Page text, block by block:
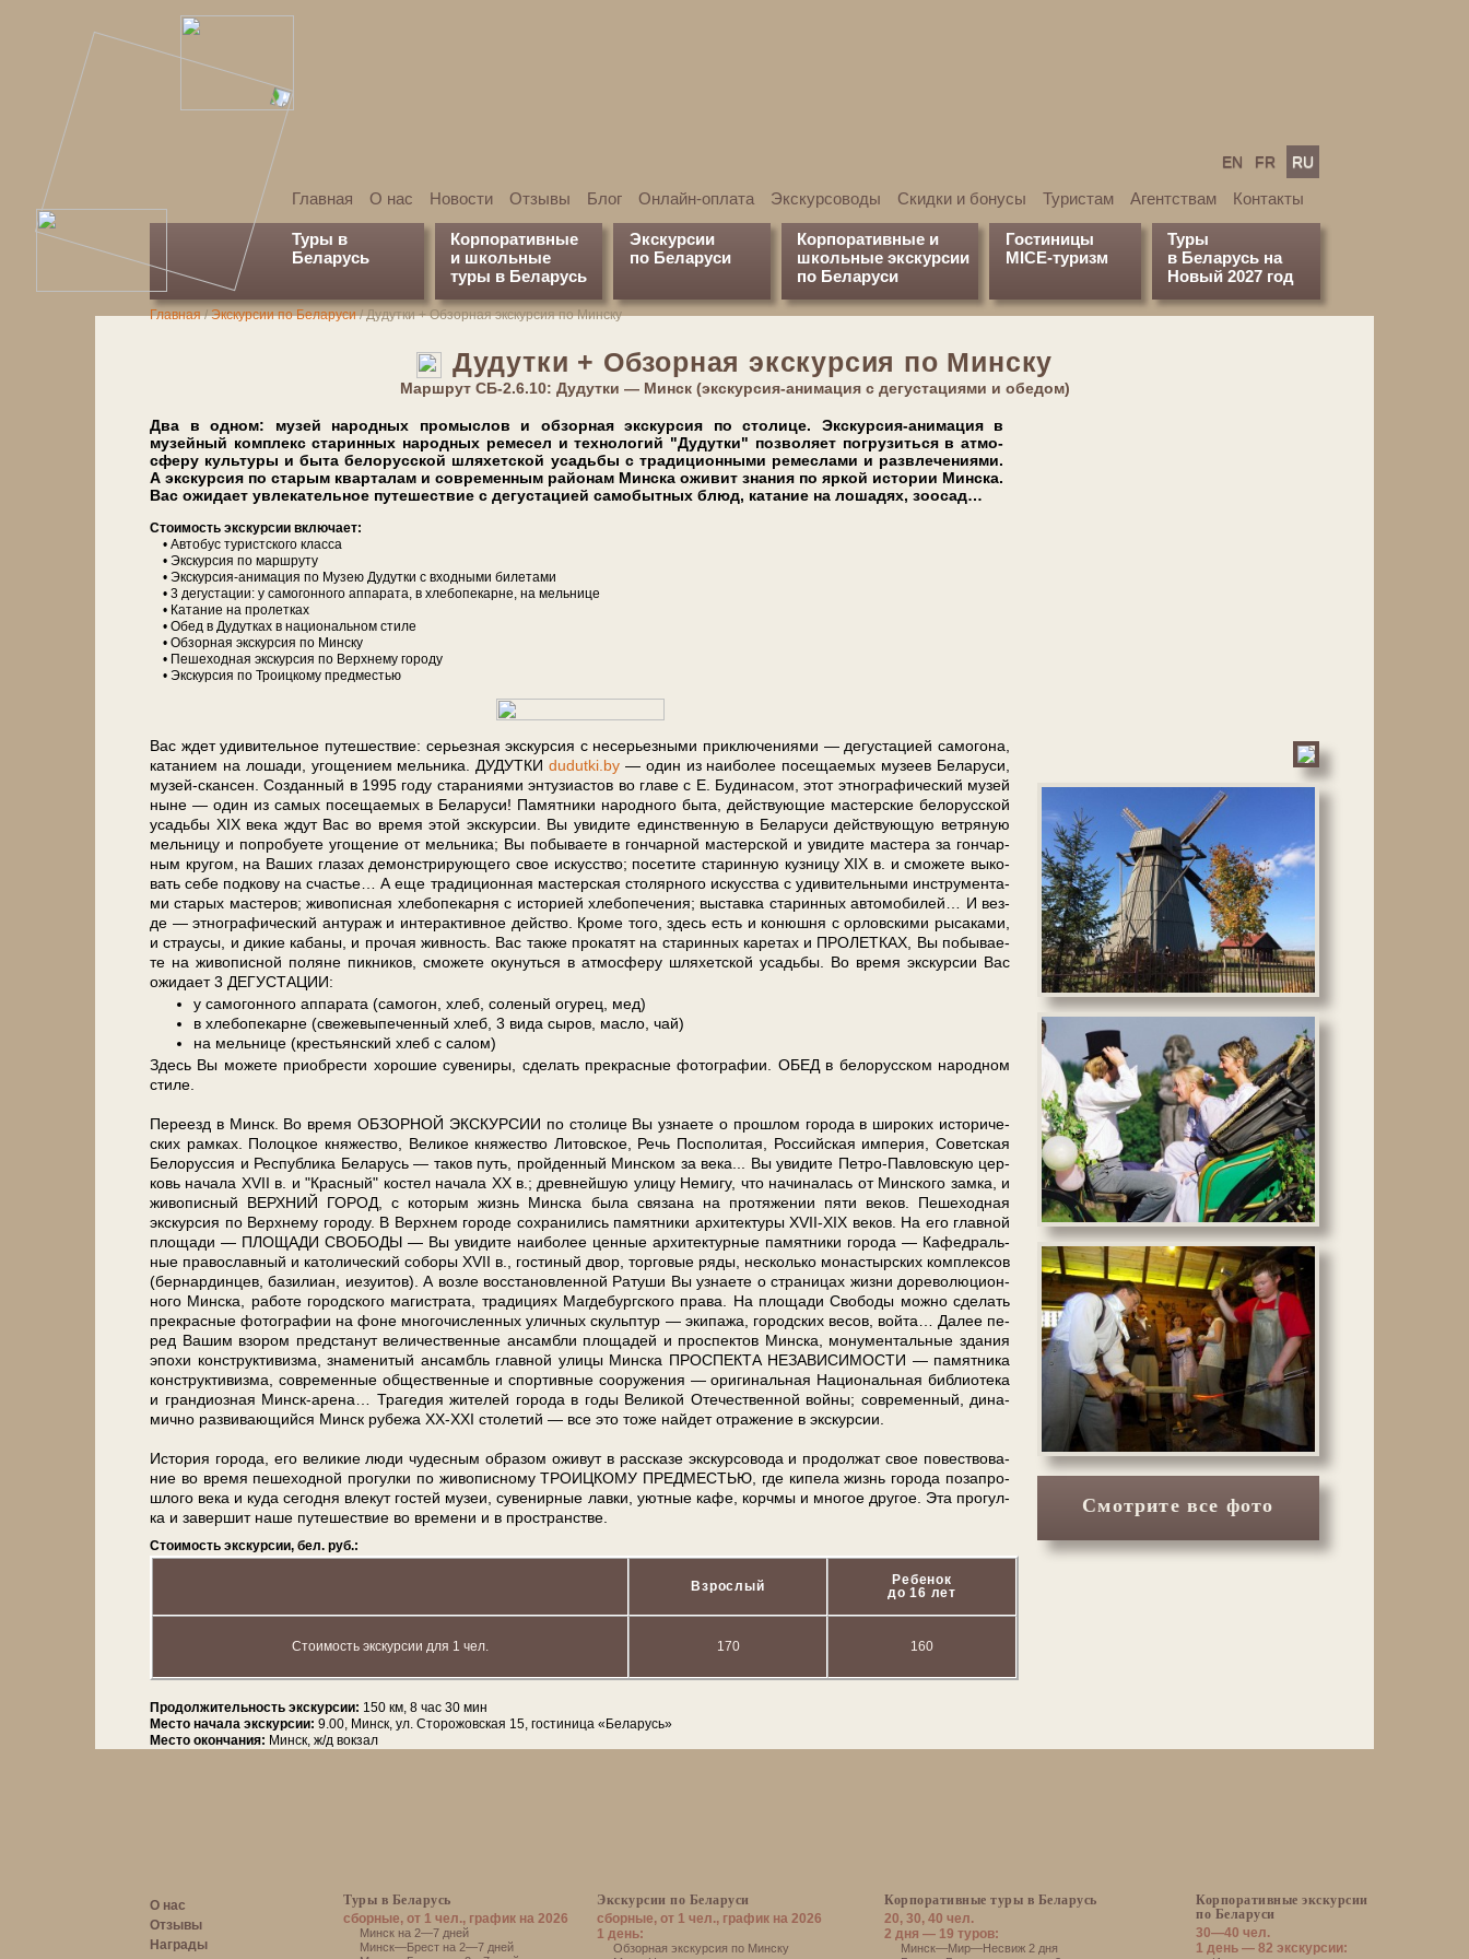
EN FR RU
Главная О нас Новости Отзывы Блог Онлайн-оплата Экскурсоводы Скидки и бонусы Туристам Агентствам Контакты
Туры в
Беларусь
Корпоративные
и школьные
туры в Беларусь
Экскурсии
по Беларуси
Корпоративные и
школьные экскурсии
по Беларуси
Гостиницы
MICE-туризм
Туры
в Беларусь на
Новый 2027 год
Главная/Экскурсии по Беларуси/Дудутки + Обзорная экскурсия по Минску
Дудутки + Обзорная экскурсия по Минску
Марш­рут СБ-2.6.10: Дудутки — Минск (экскурсия-анимация с дегустациями и обедом)
Два в од­ном: му­зей на­род­ных про­мыс­лов и обзорная экскурсия по сто­ли­це. Экскурсия-анимация в
музейный ком­плекс ста­рин­ных на­род­ных ре­ме­сел и тех­но­ло­гий "Ду­дутки" поз­во­ля­ет по­гру­зить­ся в ат­мо­
сфе­ру куль­ту­ры и бы­та бе­ло­рус­ской шля­хет­ской усадь­бы с тра­ди­ци­он­ны­ми ре­мес­ла­ми и раз­вле­че­ни­я­ми.
А экскурсия по старым кварталам и современным районам Мин­ска оживит знания по яр­кой ис­то­рии Мин­ска.
Вас ожи­да­ет увле­ка­тель­ное пу­те­ше­ствие с де­гу­ста­ци­ей са­мо­быт­ных блюд, катание на лошадях, зоосад…
Сто­и­мость экс­кур­сии вклю­ча­ет:
• Автобус туристского клас­са
• Экс­кур­сия по марш­ру­ту
• Экскурсия-анимация по Музею Ду­дутки с вход­ны­ми би­ле­та­ми
• 3 де­густа­ции: у са­мо­гон­но­го ап­па­ра­та, в хле­бо­пе­кар­не, на мель­ни­це
• Ка­та­ние на про­лет­ках
• Обед в Ду­дут­ках в на­ци­о­наль­ном сти­ле
• Об­зор­ная экскурсия по Мин­ску
• Пе­ше­ход­ная экскурсия по Верх­не­му го­ро­ду
• Экс­кур­сия по Троицкому предместью
Вас ждет уди­ви­тель­ное пу­те­ше­ствие: се­рьез­ная экскурсия с не­серь­ез­ны­ми при­клю­че­ни­я­ми — де­гу­ста­ци­ей са­мо­го­на,
ка­та­ни­ем на ло­ша­ди, уго­ще­ни­ем мель­ни­ка. ДУДУТКИdudutki.by — один из наи­бо­лее по­се­щае­мых му­зеев Бе­ла­ру­си,
музей-скансен. Со­здан­ный в 1995 го­ду ста­ра­ни­я­ми эн­ту­зи­а­стов во гла­ве с Е. Бу­ди­на­сом, этот эт­но­гра­фи­че­ский му­зей
ны­не — один из са­мых по­се­щае­мых в Бе­ла­ру­си! Памятники на­род­но­го бы­та, дей­ствую­щие ма­стер­ские бе­ло­рус­ской
усадь­бы XIX ве­ка ждут Вас во вре­мя этой экс­кур­сии. Вы уви­ди­те един­ствен­ную в Бе­ла­ру­си дей­ству­ю­щую вет­ря­ную
мель­ни­цу и по­про­бу­е­те уго­ще­ние от мель­ни­ка; Вы по­бы­ва­е­те в гон­чар­ной ма­стер­ской и уви­ди­те ма­сте­ра за гон­чар­
ным кру­гом, на Ва­ших гла­зах де­мон­стри­рую­ще­го свое ис­кус­ство; по­се­ти­те ста­рин­ную куз­ни­цу XIX в. и смо­же­те вы­ко­
вать се­бе под­ко­ву на сча­стье… А еще тра­ди­ци­он­ная ма­стер­ская сто­ляр­но­го ис­кус­ства с уди­ви­тель­ны­ми ин­стру­мен­та­
ми ста­рых ма­сте­ров; жи­во­пис­ная хле­бо­пе­кар­ня с ис­то­ри­ей хле­бо­пе­че­ния; вы­став­ка ста­рин­ных ав­то­мо­би­лей… И вез­
де — эт­но­гра­фи­че­ский ан­ту­раж и ин­терак­тив­ное дей­ство. Кро­ме то­го, здесь есть и ко­нюш­ня с ор­лов­ски­ми ры­са­ка­ми,
и стра­у­сы, и ди­кие ка­ба­ны, и про­чая жив­ность. Вас так­же про­ка­тят на ста­рин­ных ка­ре­тах и ПРОЛЕТКАХ, Вы по­бы­ва­е­
те на жи­во­пис­ной по­ля­не пик­ни­ков, смо­же­те оку­нуть­ся в ат­мо­сфе­ру шля­хет­ской усадь­бы. Во вре­мя экс­кур­сии Вас
ожи­да­ет 3 ДЕГУСТАЦИИ:
у самогонного аппарата (самогон, хлеб, соленый огурец, мед)
в хлебопекарне (свежевыпеченный хлеб, 3 вида сыров, масло, чай)
на мельнице (крестьянский хлеб с салом)
Здесь Вы мо­же­те при­об­ре­сти хо­ро­шие су­ве­ни­ры, сде­лать пре­крас­ные фо­то­гра­фии. ОБЕД в бе­ло­рус­ском на­род­ном
сти­ле.
Пе­ре­езд в Минск. Во вре­мя ОБЗОРНОЙ ЭКСКУРСИИ по сто­ли­це Вы узна­е­те о про­шлом го­ро­да в ши­ро­ких ис­то­ри­че­
ских рам­ках. По­лоц­кое кня­же­ство, Ве­ли­кое кня­же­ство Ли­тов­ское, Речь Поспо­ли­тая, Рос­сий­ская им­пе­рия, Со­вет­ская
Бе­ло­рус­сия и Рес­пуб­ли­ка Бе­ла­русь — та­ков путь, прой­ден­ный Мин­ском за ве­ка... Вы уви­ди­те Петро-Павловскую цер­
ковь на­ча­ла ХVII в. и "Крас­ный" ко­стел на­ча­ла ХХ в.; древ­ней­шую ули­цу Не­ми­гу, что на­чи­на­лась от Мин­ско­го зам­ка, и
жи­во­пис­ный ВЕРХНИЙ ГОРОД, с ко­то­рым жизнь Мин­ска бы­ла свя­за­на на про­тя­же­нии пя­ти ве­ков. Пе­ше­ход­ная
экскурсия по Верх­не­му го­ро­ду. В Верх­нем го­ро­де со­хра­ни­лись па­мят­ни­ки ар­хи­тек­ту­ры XVII-XIX ве­ков. На его глав­ной
пло­ща­ди — ПЛОЩАДИ СВОБОДЫ — Вы уви­ди­те наи­бо­лее цен­ные ар­хи­тек­тур­ные па­мят­ни­ки го­ро­да — Ка­фед­раль­
ные пра­во­слав­ный и ка­то­ли­че­ский со­бо­ры ХVII в., го­сти­ный двор, тор­го­вые ря­ды, не­сколь­ко мо­на­стыр­ских ком­плек­сов
(бер­нар­дин­цев, ба­зи­ли­ан, иезуи­тов). А воз­ле вос­ста­нов­лен­ной Ра­ту­ши Вы узна­е­те о стра­ни­цах жиз­ни до­ре­во­лю­ци­он­
но­го Мин­ска, ра­бо­те го­род­ско­го ма­ги­стра­та, тра­ди­ци­ях Маг­де­бург­ско­го пра­ва. На пло­ща­ди Сво­бо­ды мож­но сде­лать
пре­крас­ные фо­то­гра­фии на фо­не мно­го­чис­лен­ных улич­ных скульп­тур — эки­па­жа, го­род­ских ве­сов, вой­та… Да­лее пе­
ред Ва­шим взо­ром пред­ста­нут величественные ан­сам­бли пло­ща­дей и про­спек­тов Мин­ска, мо­ну­мен­таль­ные зда­ния
эпо­хи кон­ст­рук­ти­виз­ма, зна­ме­ни­тый ан­самбль глав­ной ули­цы Мин­ска ПРОСПЕКТА НЕЗАВИСИМОСТИ — па­мят­ни­ка
кон­ст­рук­ти­виз­ма, со­вре­мен­ные об­ще­ствен­ные и спор­тив­ные со­ору­же­ния — ори­ги­наль­ная На­ци­о­наль­ная биб­лио­те­ка
и гран­ди­оз­ная Минск-арена… Трагедия жи­те­лей го­ро­да в го­ды Ве­ли­кой Оте­че­ствен­ной вой­ны; со­вре­мен­ный, ди­на­
мич­но раз­ви­ваю­щий­ся Минск ру­бе­жа ХХ-ХХI сто­ле­тий — все это то­же най­дет от­ра­же­ние в экс­кур­сии.
История го­ро­да, его ве­ли­кие лю­ди чу­дес­ным об­ра­зом ожи­вут в рас­ска­зе экс­кур­со­во­да и про­дол­жат свое по­вест­во­ва­
ние во вре­мя пе­ше­ход­ной про­гул­ки по жи­во­пис­но­му ТРО­ИЦКО­МУ ПРЕД­МЕСТЬЮ, где ки­пе­ла жизнь го­ро­да по­за­про­
шло­го ве­ка и ку­да се­год­ня вле­кут го­стей му­зеи, су­ве­нир­ные лав­ки, уют­ные ка­фе, корч­мы и мно­гое дру­гое. Эта про­гул­
ка и за­вер­шит на­ше пу­те­ше­ствие во вре­ме­ни и в про­стран­стве.
Стоимость экскурсии, бел. руб.:
Взрослый
Ребенок
до 16 лет
Стоимость экскурсии для 1 чел. 170 160
Продолжительность экскурсии: 150 км, 8 час 30 мин
Место начала экскурсии: 9.00, Минск, ул. Сторожовская 15, гостиница «Беларусь»
Место окончания: Минск, ж/д вокзал
Смотрите все фото
О нас
Отзывы
Награды
Туры в Беларусь
сборные, от 1 чел., график на 2026
Минск на 2—7 дней
Минск—Брест на 2—7 дней
Экскурсии по Беларуси
сборные, от 1 чел., график на 2026
1 день:
Обзорная экскурсия по Минску
Корпоративные туры в Беларусь
20, 30, 40 чел.
2 дня — 19 туров:
Минск—Мир—Несвиж 2 дня
Корпоративные экскурсии
по Беларуси
30—40 чел.
1 день — 82 экскурсии: